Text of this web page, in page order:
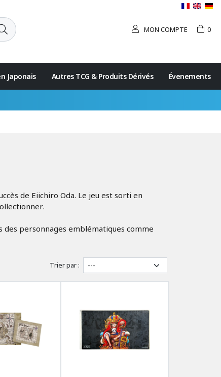
MON COMPTE 0
Japonais Autres TCG & Produits Dérivés Évenements
de Eiichiro Oda. Le jeu est sorti en
des personnages emblématiques comme
Trier par :